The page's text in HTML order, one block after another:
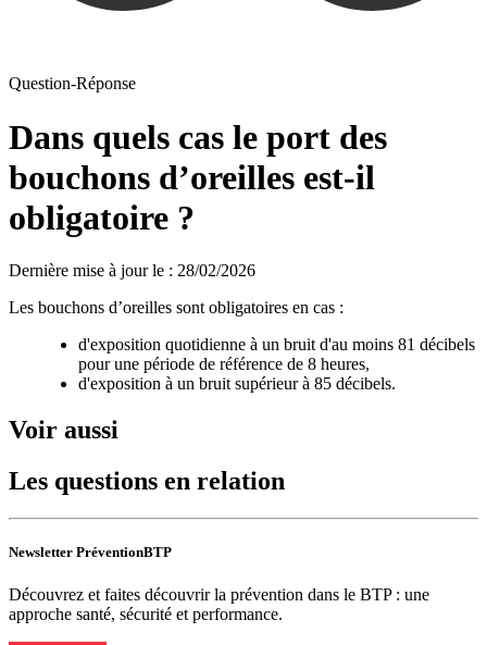
Question-Réponse
Dans quels cas le port des
bouchons d’oreilles est-il
obligatoire ?
Dernière mise à jour le : 28/02/2026
Les bouchons d’oreilles sont obligatoires en cas :
d'exposition quotidienne à un bruit d'au moins 81 décibels
pour une période de référence de 8 heures,
d'exposition à un bruit supérieur à 85 décibels.
Voir aussi
Les questions en relation
Newsletter PréventionBTP
Découvrez et faites découvrir la prévention dans le BTP : une
approche santé, sécurité et performance.